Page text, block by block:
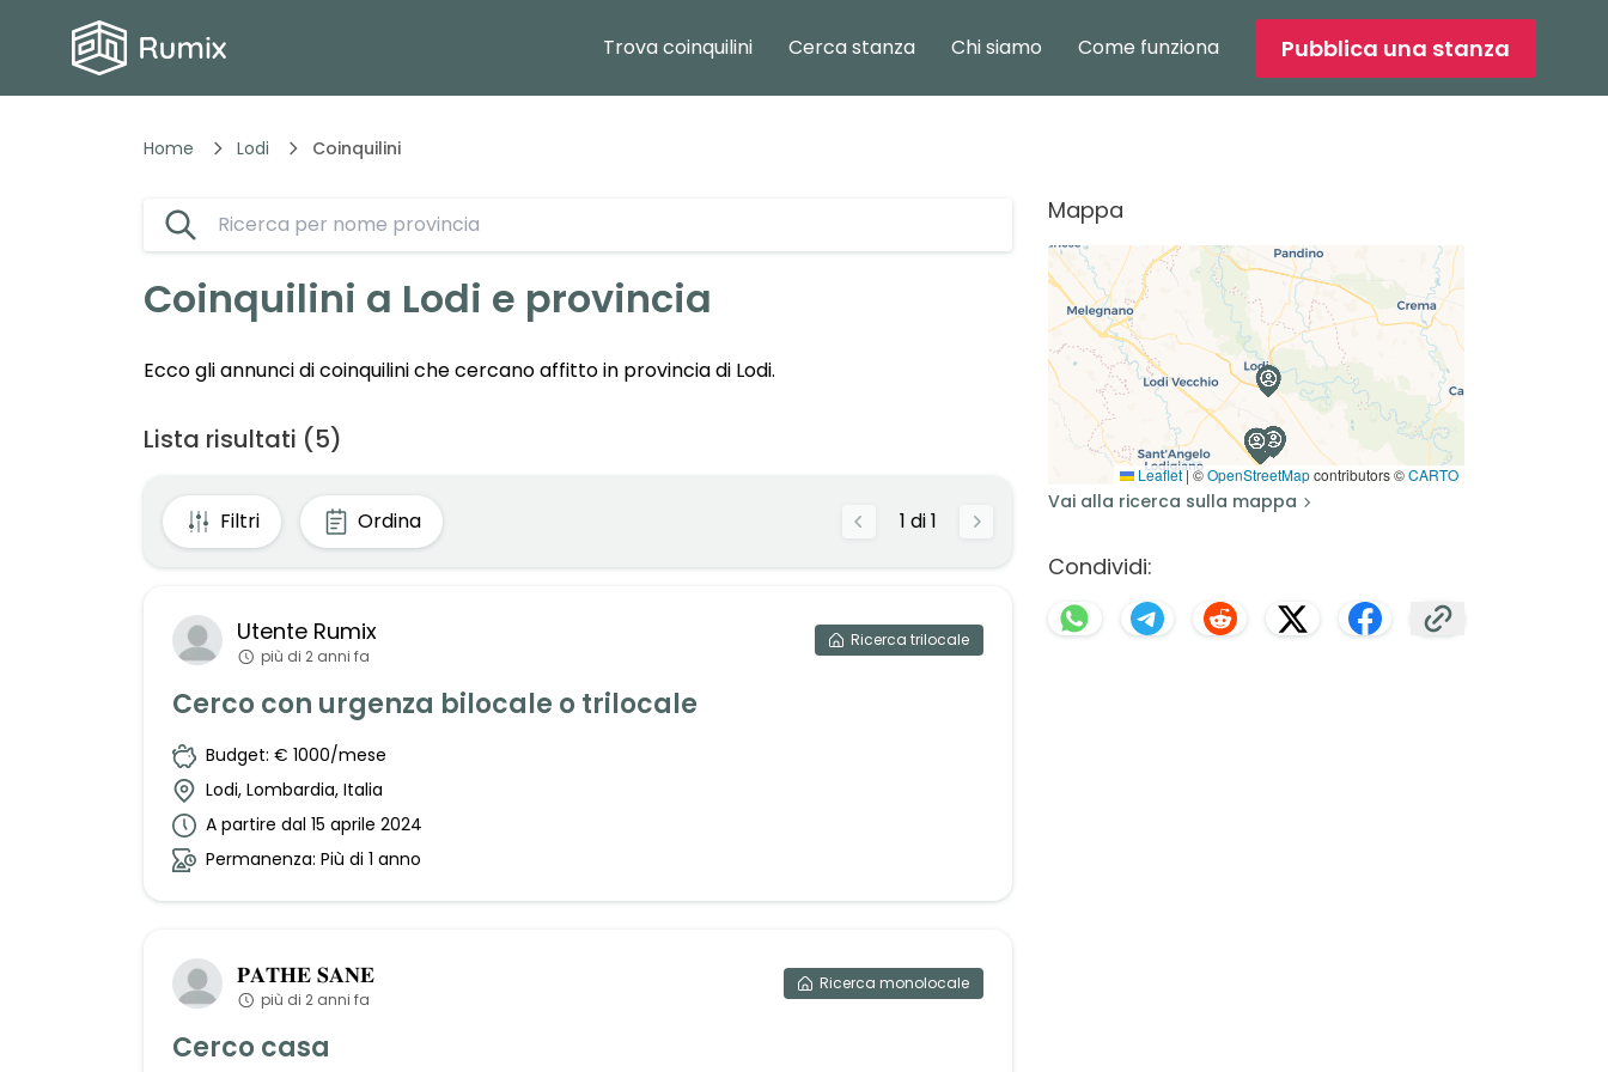
Trova coinquilini Cerca stanza Chi siamo Come funziona Pubblica una stanza
Home Lodi Coinquilini
Coinquilini a Lodi e provincia
Ecco gli annunci di coinquilini che cercano affitto in provincia di Lodi.
Lista risultati (5)
Filtri Ordina 1 di1
Utente Rumix
più di 2 anni fa
Ricerca trilocale
Cerco con urgenza bilocale o trilocale
Budget: € 1000/mese
Lodi, Lombardia, Italia
A partire dal 15 aprile 2024
Permanenza: Più di 1 anno
𝐏𝐀𝐓𝐇𝐄 𝐒𝐀𝐍𝐄
più di 2 anni fa
Ricerca monolocale
Cerco casa
Mappa
Leaflet|©OpenStreetMapcontributors ©CARTO
Vai alla ricerca sulla mappa
Condividi: